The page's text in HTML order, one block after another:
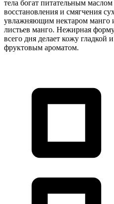
тела богат питательным
восстановления и смягчения
увлажняющим нектаром манго
листьев манго. Нежирная
всего дня делает кожу
фруктовым ароматом.